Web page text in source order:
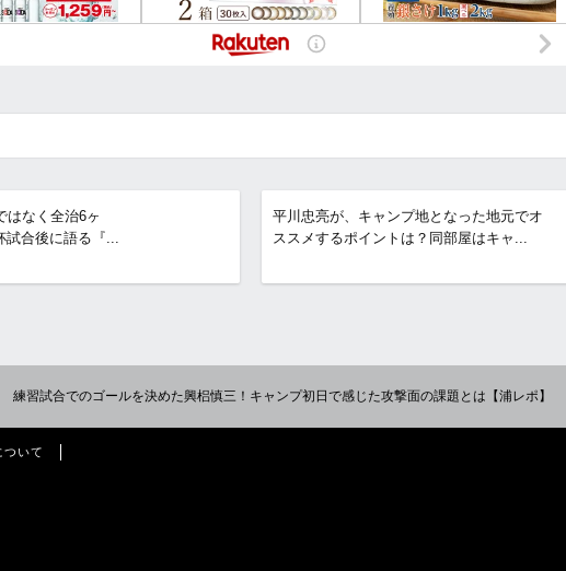
はなく全治6ヶ
試合後に語る『...
平川忠亮が、キャンプ地となった地元でオ
ススメするポイントは？同部屋はキャ...
練習試合でのゴールを決めた興梠慎三！キャンプ初日で感じた攻撃面の課題とは【浦レポ】
ついて